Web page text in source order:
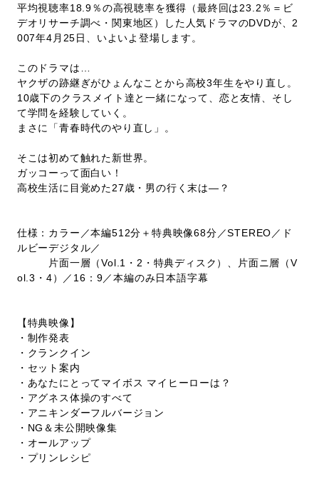
平均視聴率18.9％の高視聴率を獲得（最終回は23.2％＝ビ
デオリサーチ調べ・関東地区）した人気ドラマのDVDが、2
007年4月25日、いよいよ登場します。
このドラマは…
ヤクザの跡継ぎがひょんなことから高校3年生をやり直し。
10歳下のクラスメイト達と一緒になって、恋と友情、そし
て学問を経験していく。
まさに「青春時代のやり直し」。
そこは初めて触れた新世界。
ガッコーって面白い！
高校生活に目覚めた27歳・男の行く末は―？
仕様：カラー／本編512分＋特典映像68分／STEREO／ド
ルビーデジタル／
片面一層（Vol.1・2・特典ディスク）、片面ニ層（V
ol.3・4）／16：9／本編のみ日本語字幕
【特典映像】
・制作発表
・クランクイン
・セット案内
・あなたにとってマイボス マイヒーローは？
・アグネス体操のすべて
・アニキンダーフルバージョン
・NG＆未公開映像集
・オールアップ
・プリンレシピ